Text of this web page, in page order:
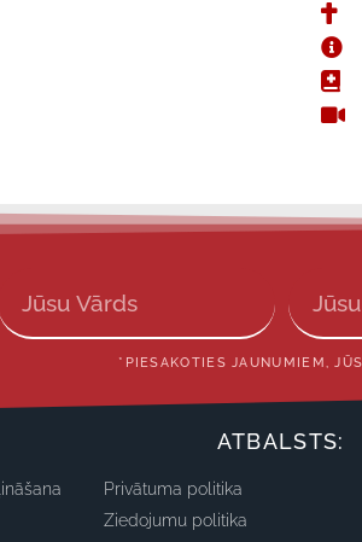
*PIESAKOTIES JAUNUMIEM,
ATBALSTS:
Privātuma politika
Ziedojumu politika